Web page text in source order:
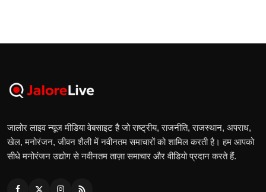
जालोर लाइव न्यूज मीडिया वेबसाइट है जो राष्ट्रीय, राजनीति, राजस्थान, अपराध,
खेल, मनोरंजन, जीवन शैली में नवीनतम समाचारों को शामिल करती है। हम आपको
सीधे मनोरंजन उद्योग से नवीनतम ताज़ा समाचार और वीडियो प्रदान करते हैं.